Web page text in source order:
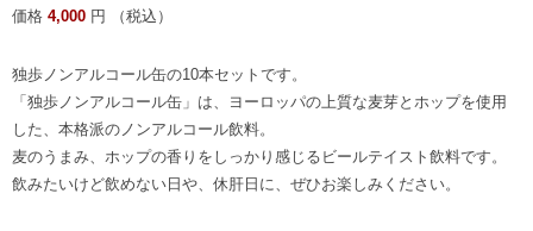
価格 4,000 円 （税込）
独歩ノンアルコール缶の10本セットです。
「独歩ノンアルコール缶」は、ヨーロッパの上質な麦芽とホップを使用
した、本格派のノンアルコール飲料。
麦のうまみ、ホップの香りをしっかり感じるビールテイスト飲料です。
飲みたいけど飲めない日や、休肝日に、ぜひお楽しみください。